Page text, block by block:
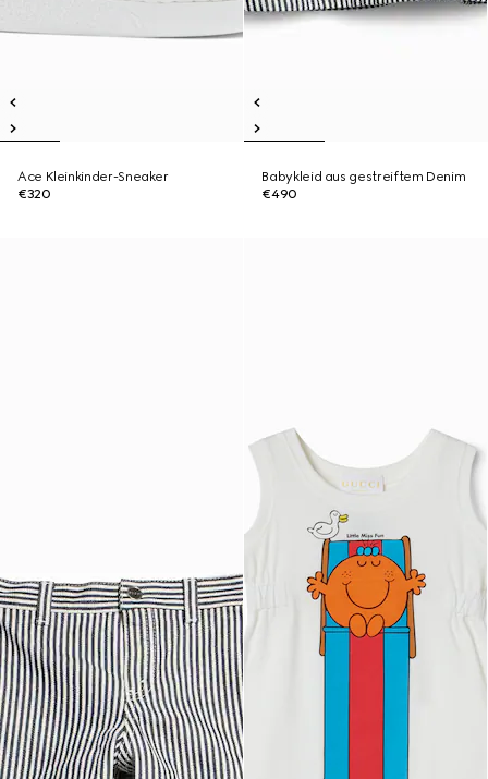
Ace Kleinkinder-Sneaker
€320
Babykleid aus gestreiftem Denim
€490